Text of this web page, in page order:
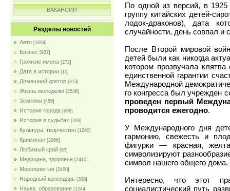
ВАКАНСИИ
Разделы новостей
Авто [1694]
Бизнес [937]
Громкие имена [272]
Дата в истории [10]
Домашний доктор [313]
Жизнь молодежи [2546]
Земляки [456]
История города [688]
История в судьбах [293]
Культура, творчество [1260]
Криминал [2066]
Любимый край [83]
Медицина, здоровье [2410]
Мероприятия [2400]
Народный календарь [308]
Наука, образование [1244]
По одной из версий, в
группу китайских детей-
лодок-драконов), дата
случайности, день совпал и
После Второй мировой
детей были как никогда
котором прозвучала
единственной гарантии
Международной
го конгресса был учрежден
проведен первый
проводится ежегодно.
У Международного дня
гармонию, свежесть и
фигурки — красная,
символизируют
символ нашего общего дома.
Интересно, что этот
социалистический путь